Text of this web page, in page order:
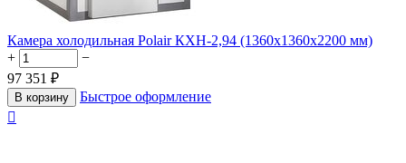
Камера холодильная Polair КХН-2,94 (1360х1360х2200 мм)
+
−
97 351 ₽
В корзину
Быстрое оформление
